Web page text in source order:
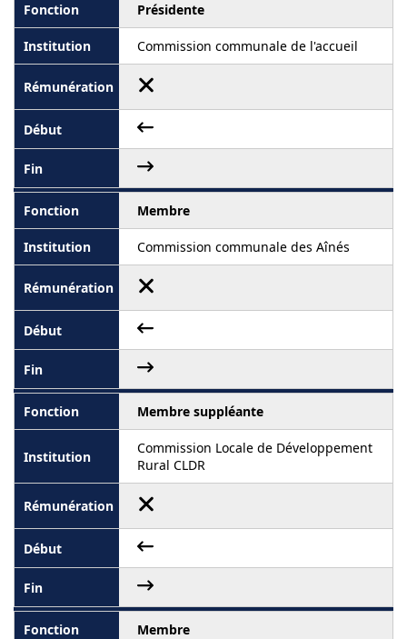
Présidente
Commission communale de l'accueil
Membre
Commission communale des Aînés
Membre suppléante
Commission Locale de Développement
Rural CLDR
Membre